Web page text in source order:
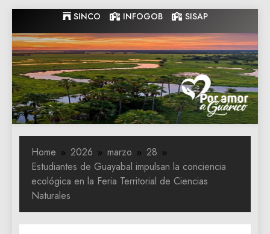
to
content
SINCO INFOGOB SISAP
Gobernacion
de Guarico
Gobernacion de Guarico
Home 2026 marzo
28
Estudiantes de Guayabal impulsan la conciencia
ecológica en la Feria Territorial de Ciencias
Naturales